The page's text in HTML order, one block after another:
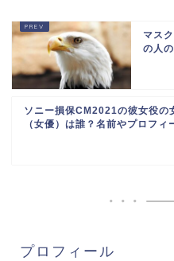
マス
の人
ソニー損保CM2021の彼女役の
（女優）は誰？名前やプロフィ
プロフィール